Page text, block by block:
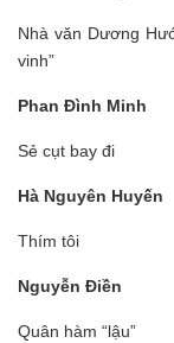
Nhà văn Dương
vinh”
Phan Đình Minh
Sẻ cụt bay đi
Hà Nguyên Huyến
Thím tôi
Nguyễn Điền
Quân hàm “lậu”